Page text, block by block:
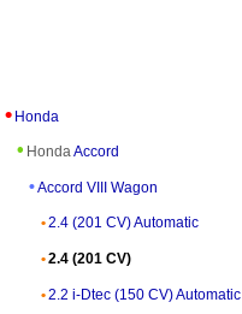
Honda
Honda Accord
Accord VIII Wagon
2.4 (201 CV) Automatic
2.4 (201 CV)
2.2 i-Dtec (150 CV) Automatic